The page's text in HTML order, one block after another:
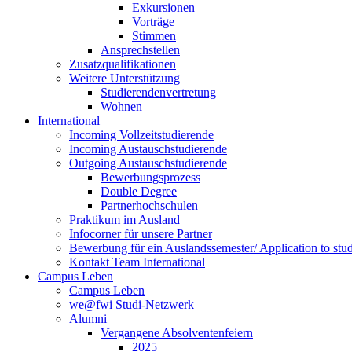
Exkursionen
Vorträge
Stimmen
Ansprechstellen
Zusatzqualifikationen
Weitere Unterstützung
Studierendenvertretung
Wohnen
International
Incoming Vollzeitstudierende
Incoming Austauschstudierende
Outgoing Austauschstudierende
Bewerbungsprozess
Double Degree
Partnerhochschulen
Praktikum im Ausland
Infocorner für unsere Partner
Bewerbung für ein Auslandssemester/ Application to
Kontakt Team International
Campus Leben
Campus Leben
we@fwi Studi-Netzwerk
Alumni
Vergangene Absolventenfeiern
2025